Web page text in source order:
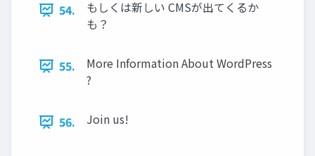
54.
もしくは新しい CMSが出てくるか
も？
55.
More Information About WordPress
?
56. Join us!